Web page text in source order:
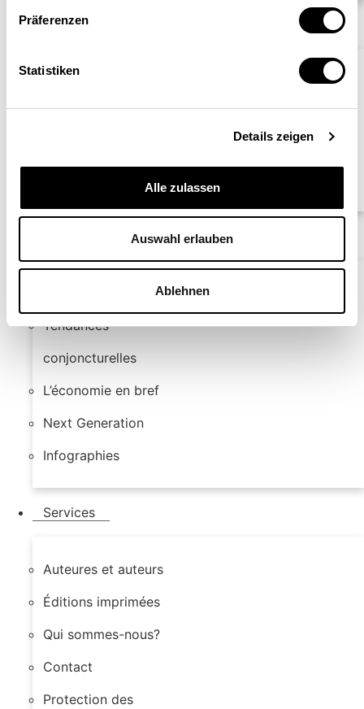
Präferenzen
Statistiken
Details zeigen
Alle zulassen
Auswahl erlauben
Ablehnen
Opinions
Prise de position
Un certain regard
Regard sur le monde
Tendances
conjoncturelles
L’économie en bref
Next Generation
Infographies
Services
Auteures et auteurs
Éditions imprimées
Qui sommes-nous?
Contact
Protection des